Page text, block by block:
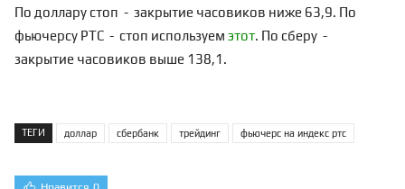
По доллару стоп - закрытие часовиков ниже 63,9. По
фьючерсу РТС - стоп используем этот. По сберу -
закрытие часовиков выше 138,1.
ТЕГИ доллар сбербанк трейдинг фьючерс на индекс ртс